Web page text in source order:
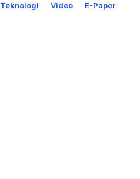
Teknologi Video E-Paper